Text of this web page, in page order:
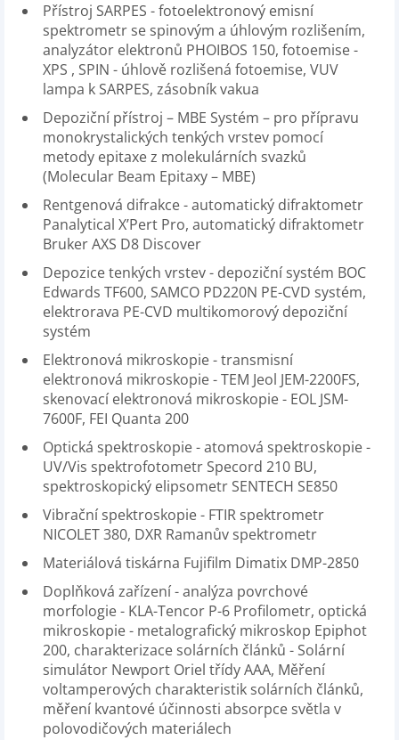
Přístroj SARPES - fotoelektronový emisní
spektrometr se spinovým a úhlovým rozlišením,
analyzátor elektronů PHOIBOS 150, fotoemise -
XPS , SPIN - úhlově rozlišená fotoemise, VUV
lampa k SARPES, zásobník vakua
Depoziční přístroj – MBE Systém – pro přípravu
monokrystalických tenkých vrstev pomocí
metody epitaxe z molekulárních svazků
(Molecular Beam Epitaxy – MBE)
Rentgenová difrakce - automatický difraktometr
Panalytical X’Pert Pro, automatický difraktometr
Bruker AXS D8 Discover
Depozice tenkých vrstev - depoziční systém BOC
Edwards TF600, SAMCO PD220N PE-CVD systém,
elektrorava PE-CVD multikomorový depoziční
systém
Elektronová mikroskopie - transmisní
elektronová mikroskopie - TEM Jeol JEM-2200FS,
skenovací elektronová mikroskopie - EOL JSM-
7600F, FEI Quanta 200
Optická spektroskopie - atomová spektroskopie -
UV/Vis spektrofotometr Specord 210 BU,
spektroskopický elipsometr SENTECH SE850
Vibrační spektroskopie - FTIR spektrometr
NICOLET 380, DXR Ramanův spektrometr
Materiálová tiskárna Fujifilm Dimatix DMP-2850
Doplňková zařízení - analýza povrchové
morfologie - KLA-Tencor P-6 Profilometr, optická
mikroskopie - metalografický mikroskop Epiphot
200, charakterizace solárních článků - Solární
simulátor Newport Oriel třídy AAA, Měření
voltamperových charakteristik solárních článků,
měření kvantové účinnosti absorpce světla v
polovodičových materiálech